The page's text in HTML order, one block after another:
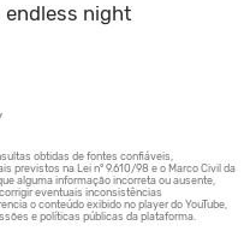
endless night